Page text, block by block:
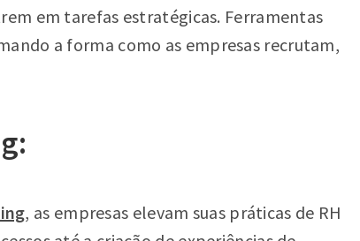
em tarefas estratégicas. Ferramentas
a forma como as empresas recrutam,
, as empresas elevam suas práticas de RH